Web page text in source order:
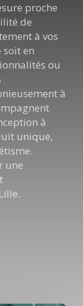
proche
de
à vos
soit en
ou
à
à
unique,
une